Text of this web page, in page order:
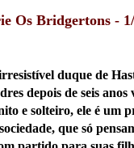
Os Bridgertons -
duque de
depois de seis anos
e solteiro, ele é um
que só